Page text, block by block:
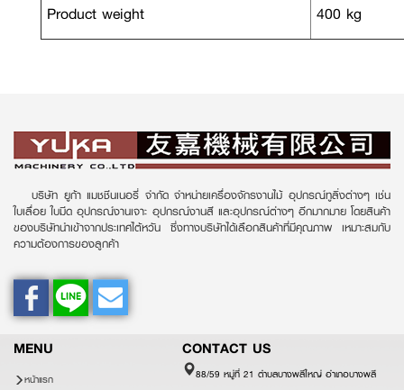
Product weight
400 kg
บริษัท ยูก้า แมชชีนเนอรี่ จำกัด จำหน่ายเครื่องจักรงานไม้ อุปกรณ์ทูลิ่งต่างๆ เช่น
ใบเลื่อย ใบมีด อุปกรณ์งานเจาะ อุปกรณ์งานสี และอุปกรณ์ต่างๆ อีกมากมาย โดยสินค้า
ของบริษัทนำเข้าจากประเทศไต้หวัน ซึ่งทางบริษัทได้เลือกสินค้าที่มีคุณภาพ เหมาะสมกับ
ความต้องการของลูกค้า
MENU
หน้าแรก
CONTACT US
88/59 หมู่ที่ 21 ตำบลบางพลีใหญ่ อำเภอบางพลี